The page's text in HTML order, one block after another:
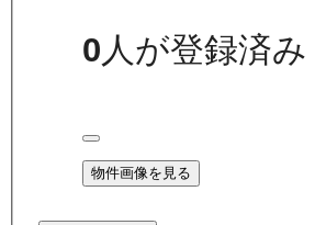
0人が登録済み
物件画像を見る